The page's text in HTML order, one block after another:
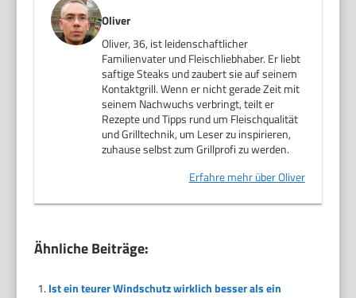
Oliver
Oliver, 36, ist leidenschaftlicher
Familienvater und Fleischliebhaber. Er liebt
saftige Steaks und zaubert sie auf seinem
Kontaktgrill. Wenn er nicht gerade Zeit mit
seinem Nachwuchs verbringt, teilt er
Rezepte und Tipps rund um Fleischqualität
und Grilltechnik, um Leser zu inspirieren,
zuhause selbst zum Grillprofi zu werden.
Erfahre mehr über Oliver
Ähnliche Beiträge:
Ist ein teurer Windschutz wirklich besser als ein